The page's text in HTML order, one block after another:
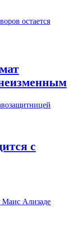
неизменным
с